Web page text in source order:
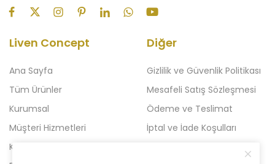
Liven Concept
Ana Sayfa
Tüm Ürünler
Kurumsal
Müşteri Hizmetleri
Kampanyalı Ürünler
Diğer
Gizlilik ve Güvenlik Politikası
Mesafeli Satış Sözleşmesi
Ödeme ve Teslimat
İptal ve İade Koşulları